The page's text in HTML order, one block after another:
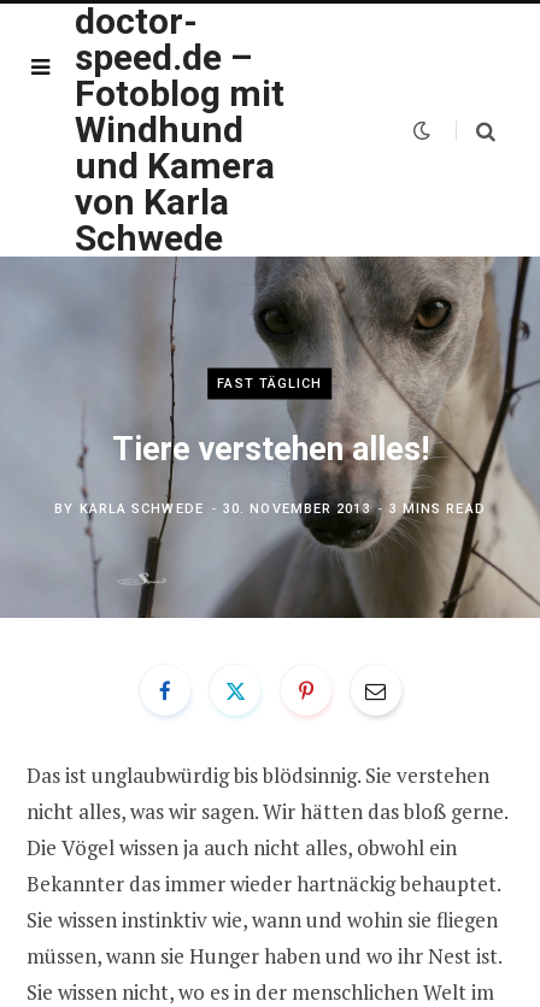
doctor-
speed.de –
Fotoblog mit
Windhund
und Kamera
von Karla
Schwede
FAST TÄGLICH
Tiere verstehen alles!
BY KARLA SCHWEDE 30. NOVEMBER 2013 3 MINS READ
Das ist unglaubwürdig bis blödsinnig. Sie verstehen
nicht alles, was wir sagen. Wir hätten das bloß gerne.
Die Vögel wissen ja auch nicht alles, obwohl ein
Bekannter das immer wieder hartnäckig behauptet.
Sie wissen instinktiv wie, wann und wohin sie fliegen
müssen, wann sie Hunger haben und wo ihr Nest ist.
Sie wissen nicht, wo es in der menschlichen Welt im